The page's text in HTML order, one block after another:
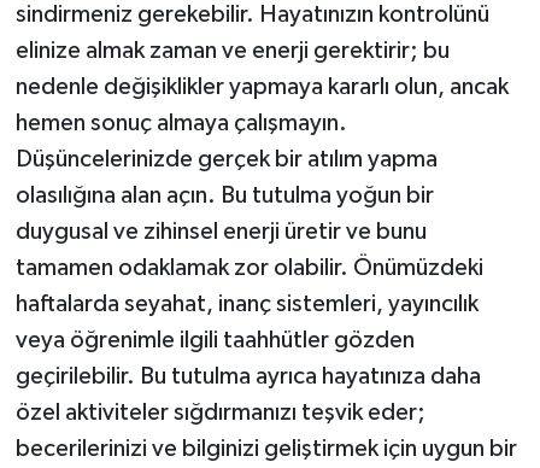
sindirmeniz gerekebilir. Hayatınızın kontrolünü
elinize almak zaman ve enerji gerektirir; bu
nedenle değişiklikler yapmaya kararlı olun, ancak
hemen sonuç almaya çalışmayın.
Düşüncelerinizde gerçek bir atılım yapma
olasılığına alan açın. Bu tutulma yoğun bir
duygusal ve zihinsel enerji üretir ve bunu
tamamen odaklamak zor olabilir. Önümüzdeki
haftalarda seyahat, inanç sistemleri, yayıncılık
veya öğrenimle ilgili taahhütler gözden
geçirilebilir. Bu tutulma ayrıca hayatınıza daha
özel aktiviteler sığdırmanızı teşvik eder;
becerilerinizi ve bilginizi geliştirmek için uygun bir